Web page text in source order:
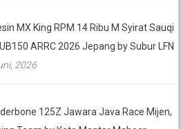
MX King RPM 14 Ribu M Syirat Sauqi
ARRC 2026 Jepang by Subur LFN
2026
125Z Jawara Java Race Mijen,